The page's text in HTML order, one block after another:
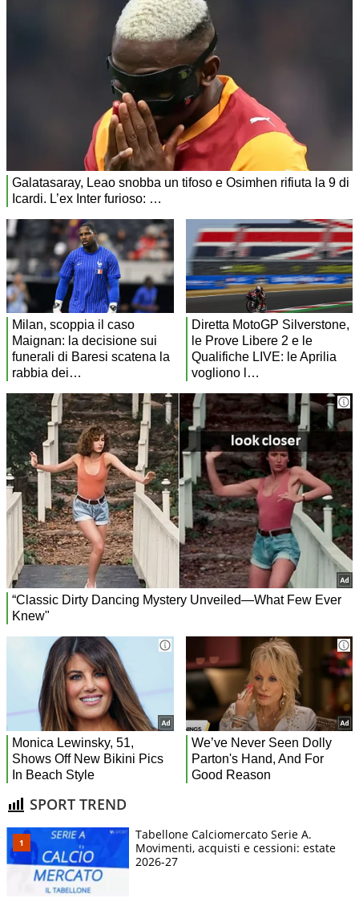
SPORT TREND
Tabellone Calciomercato Serie A.
Movimenti, acquisti e cessioni: estate
2026-27